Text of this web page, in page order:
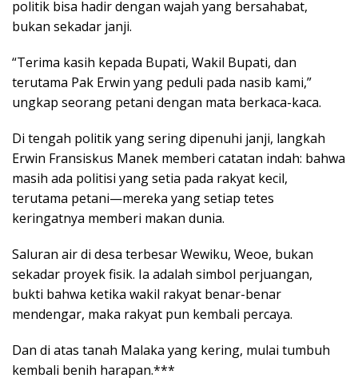
politik bisa hadir dengan wajah yang bersahabat,
bukan sekadar janji.
“Terima kasih kepada Bupati, Wakil Bupati, dan
terutama Pak Erwin yang peduli pada nasib kami,”
ungkap seorang petani dengan mata berkaca-kaca.
Di tengah politik yang sering dipenuhi janji, langkah
Erwin Fransiskus Manek memberi catatan indah: bahwa
masih ada politisi yang setia pada rakyat kecil,
terutama petani—mereka yang setiap tetes
keringatnya memberi makan dunia.
Saluran air di desa terbesar Wewiku, Weoe, bukan
sekadar proyek fisik. Ia adalah simbol perjuangan,
bukti bahwa ketika wakil rakyat benar-benar
mendengar, maka rakyat pun kembali percaya.
Dan di atas tanah Malaka yang kering, mulai tumbuh
kembali benih harapan.***